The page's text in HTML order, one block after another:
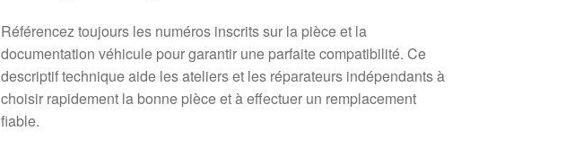
Référencez toujours les numéros inscrits sur la pièce et la
documentation véhicule pour garantir une parfaite compatibilité. Ce
descriptif technique aide les ateliers et les réparateurs indépendants à
choisir rapidement la bonne pièce et à effectuer un remplacement
fiable.